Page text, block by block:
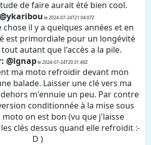
de faire aurait été bien cool.
le 2024-07-24T21:04:07Z
chose il y a quelques années et en
est primordiale pour un longévité
autant que l'accès a la pile.
@lgnaple 2024-07-24T20:31:49Z
ma moto refroidir devant mon
balade. Laisser une clé vers ma
m'ennuie un peu. Par contre
conditionnée à la mise sous
on est bon (vu que j'laisse
clés dessus quand elle refroidit :-
D )